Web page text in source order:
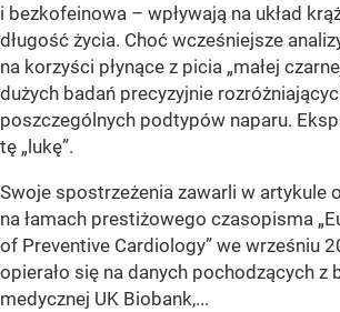
i bezkofeinowa – wpływają na układ
długość życia. Choć wcześniejsze
na korzyści płynące z picia „małej
dużych badań precyzyjnie
poszczególnych podtypów naparu.
tę „lukę”.
Swoje spostrzeżenia zawarli w artykule
na łamach prestiżowego czasopisma
of Preventive Cardiology” we wrześniu
opierało się na danych pochodzących z
medycznej UK Biobank,...